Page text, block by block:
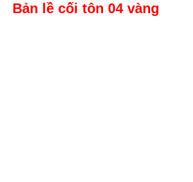
Bản lề cối tôn 04 vàng